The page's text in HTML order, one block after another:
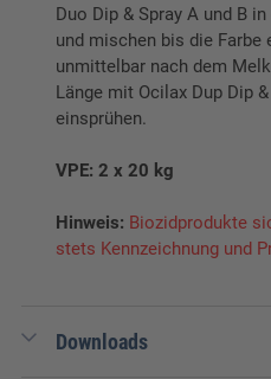
Duo Dip & Spray A und B
und mischen bis die
unmittelbar nach dem
Länge mit Ocilax Dup Dip
einsprühen.
VPE: 2 x 20 kg
Hinweis: Biozidprodukte
stets Kennzeichnung und
Downloads